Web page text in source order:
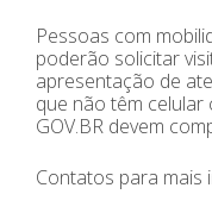
Pessoas com
poderão solicitar
apresentação de
que não têm celular
GOV.BR devem
Contatos para mais